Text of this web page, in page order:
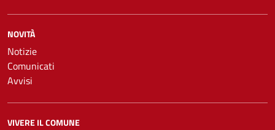
NOVITÀ
Notizie
Comunicati
Avvisi
VIVERE IL COMUNE